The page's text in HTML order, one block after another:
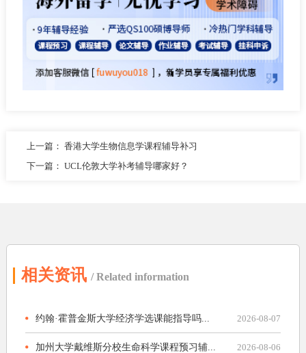
上一篇： 香港大学生物信息学课程辅导补习
下一篇： UCL伦敦大学补考辅导哪家好？
相关资讯 / Related information
约翰·霍普金斯大学经济学选课能指导吗... 2026-08-07
加州大学戴维斯分校生命科学课程预习辅... 2026-08-06